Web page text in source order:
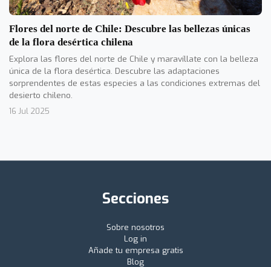
Flores del norte de Chile: Descubre las bellezas únicas
de la flora desértica chilena
Explora las flores del norte de Chile y maravíllate con la belleza
única de la flora desértica. Descubre las adaptaciones
sorprendentes de estas especies a las condiciones extremas del
desierto chileno.
16 Jul 2025
Secciones
Sobre nosotros
Log in
Añade tu empresa gratis
Blog